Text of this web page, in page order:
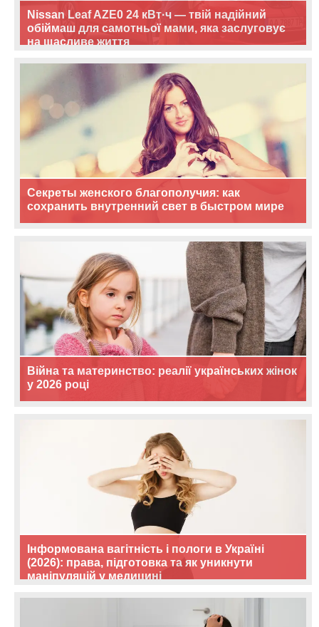
Nissan Leaf AZE0 24 кВт·ч — твій надійний
обіймаш для самотньої мами, яка заслуговує
на щасливе життя
Секреты женского благополучия: как
сохранить внутренний свет в быстром мире
Війна та материнство: реалії українських жінок
у 2026 році
Інформована вагітність і пологи в Україні
(2026): права, підготовка та як уникнути
маніпуляцій у медицині